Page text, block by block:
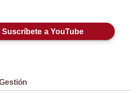
Suscríbete a YouTube